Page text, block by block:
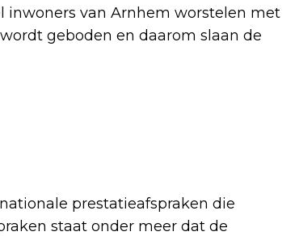
inwoners van Arnhem worstelen met
geboden en daarom slaan de
prestatieafspraken die
staat onder meer dat de